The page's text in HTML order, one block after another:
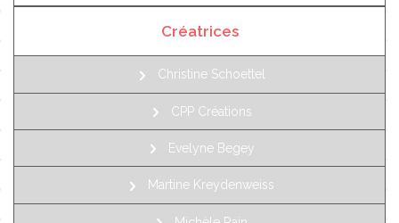
Créatrices
Christine Schoettel
CPP Créations
Evelyne Begey
Martine Kreydenweiss